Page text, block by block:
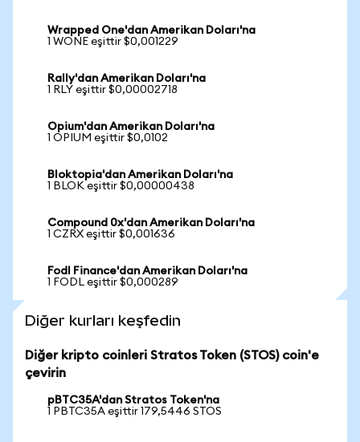
Wrapped One'dan Amerikan Doları'na
1 WONE eşittir $0,001229
Rally'dan Amerikan Doları'na
1 RLY eşittir $0,00002718
Opium'dan Amerikan Doları'na
1 OPIUM eşittir $0,0102
Bloktopia'dan Amerikan Doları'na
1 BLOK eşittir $0,00000438
Compound 0x'dan Amerikan Doları'na
1 CZRX eşittir $0,001636
Fodl Finance'dan Amerikan Doları'na
1 FODL eşittir $0,000289
Diğer kurları keşfedin
Diğer kripto coinleri Stratos Token (STOS) coin'e
çevirin
pBTC35A'dan Stratos Token'na
1 PBTC35A eşittir 179,5446 STOS